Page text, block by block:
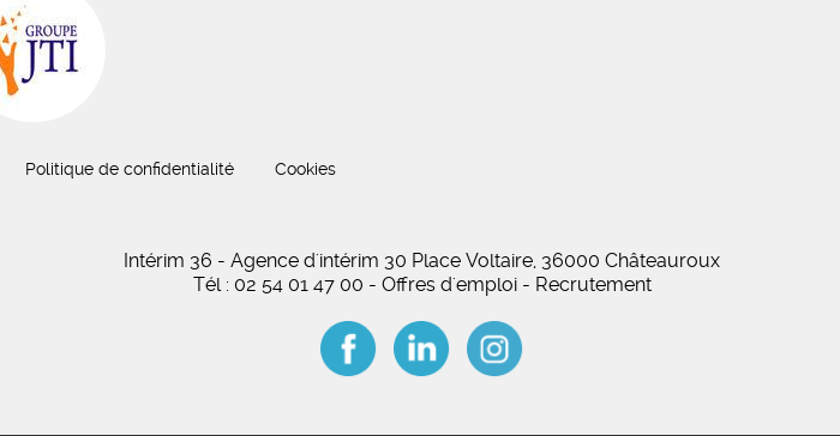
Politique de confidentialité Cookies
Intérim 36 - Agence d'intérim 30 Place Voltaire, 36000 Châteauroux
Tél : 02 54 01 47 00 - Offres d'emploi - Recrutement